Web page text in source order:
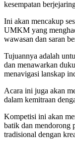
kesempatan
Ini akan mencakup
UMKM yang
wawasan dan saran
Tujuannya adalah
dan menawarkan
menavigasi lanskap
Acara ini juga akan
dalam kemitraan
Kompetisi ini akan
batik dan mendorong
tradisional dengan